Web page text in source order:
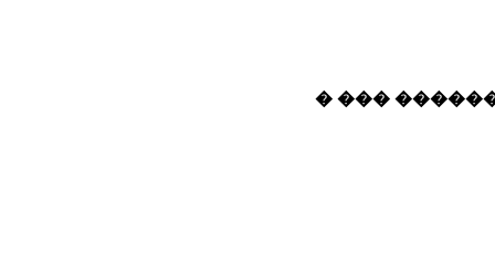
� ���